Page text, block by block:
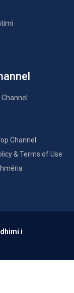
Channel
& Terms of Use
i